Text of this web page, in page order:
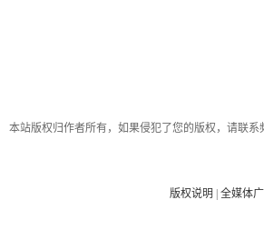
本站版权归作者所有，如果侵犯了您的版权，请联
版权说明 |全媒体